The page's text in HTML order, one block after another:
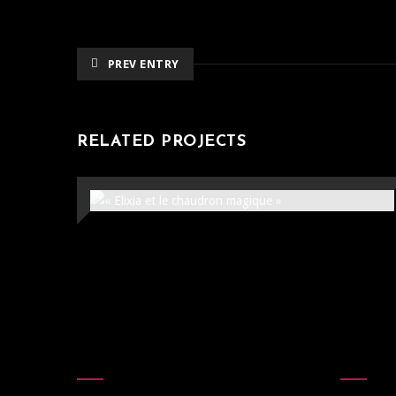
PREV ENTRY
RELATED PROJECTS
MAGIQUE »
120x120cm